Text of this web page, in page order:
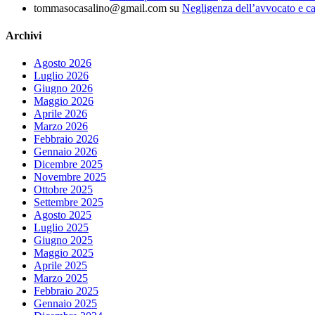
tommasocasalino@gmail.com su Negligenza dell’avvocato e
Archivi
Agosto 2026
Luglio 2026
Giugno 2026
Maggio 2026
Aprile 2026
Marzo 2026
Febbraio 2026
Gennaio 2026
Dicembre 2025
Novembre 2025
Ottobre 2025
Settembre 2025
Agosto 2025
Luglio 2025
Giugno 2025
Maggio 2025
Aprile 2025
Marzo 2025
Febbraio 2025
Gennaio 2025